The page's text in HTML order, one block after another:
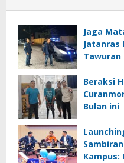
Jaga
Jatanras
Tawuran
Beraksi
Bulan ini
Kampus: